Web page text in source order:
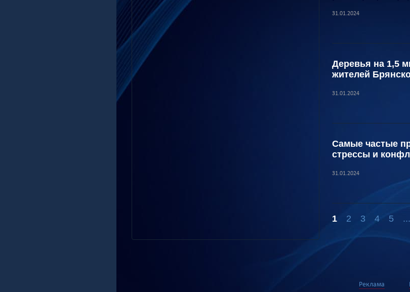
31.01.2024
Деревья на 1,5
жителей
31.01.2024
Самые частые
стрессы и
31.01.2024
1 2 3 4 5 ...
Реклама